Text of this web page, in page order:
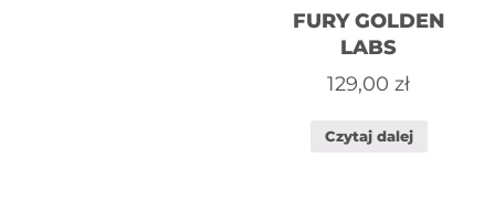
FURY GOLDEN
LABS
129,00zł
Czytaj dalej